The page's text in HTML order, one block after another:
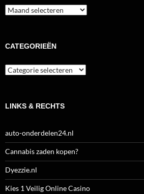
Archieven
CATEGORIEËN
Categorieën
LINKS & RECHTS
auto-onderdelen24.nl
Cannabis zaden kopen?
Dyezzie.nl
Kies 1 Veilig Online Casino